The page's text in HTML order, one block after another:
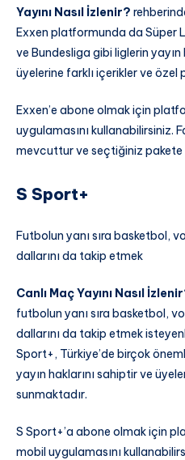
Yayını Nasıl İzlenir?
Exxen platformunda da Süper
ve Bundesliga gibi liglerin
üyelerine farklı içerikler ve
Exxen’e abone olmak için
uygulamasını kullanabilirsiniz.
mevcuttur ve seçtiğiniz
S Sport+
Futbolun yanı sıra basketbol,
dallarını da takip etmek
Canlı Maç Yayını Nasıl
futbolun yanı sıra basketbol,
dallarını da takip etmek
Sport+, Türkiye’de birçok
yayın haklarını sahiptir ve
sunmaktadır.
S Sport+’a abone olmak için
mobil uygulamasını